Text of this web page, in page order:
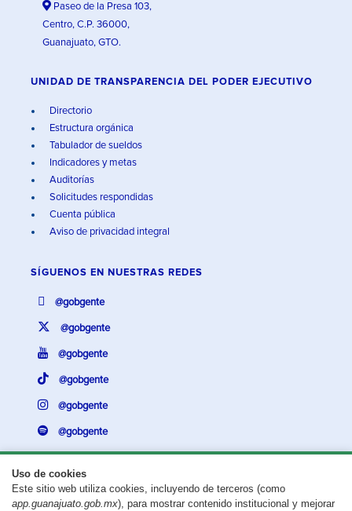
Uso de cookies
Este sitio web utiliza cookies, incluyendo de terceros (como
app.guanajuato.gob.mx), para mostrar contenido institucional y mejorar
Paseo de la Presa 103,
Centro, C.P. 36000,
Guanajuato, GTO.
UNIDAD DE TRANSPARENCIA DEL PODER EJECUTIVO
Directorio
Estructura orgánica
Tabulador de sueldos
Indicadores y metas
Auditorías
Solicitudes respondidas
Cuenta pública
Aviso de privacidad integral
SÍGUENOS EN NUESTRAS REDES
@gobgente
@gobgente
@gobgente
@gobgente
@gobgente
@gobgente
¿Existe algún problema con esta página?Repórtalo aquí.